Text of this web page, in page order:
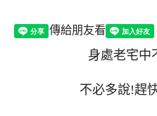
傳給朋友看
身處老宅中
不必多說!趕